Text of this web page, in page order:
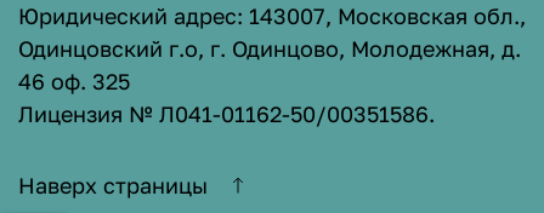
Юридический адрес: 143007, Московская обл.,
Одинцовский г.о, г. Одинцово, Молодежная, д.
46 оф. 325
Лицензия № Л041-01162-50/00351586.
Наверх страницы